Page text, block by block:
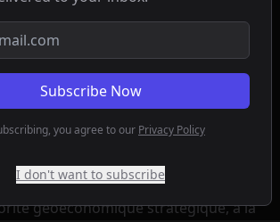
Subscribe Now
you agree to our Privacy Policy
I don't want to subscribe
et la stabilité
(résumé)
des ports ukrainiens s’impose
géoéconomique stratégique, à la